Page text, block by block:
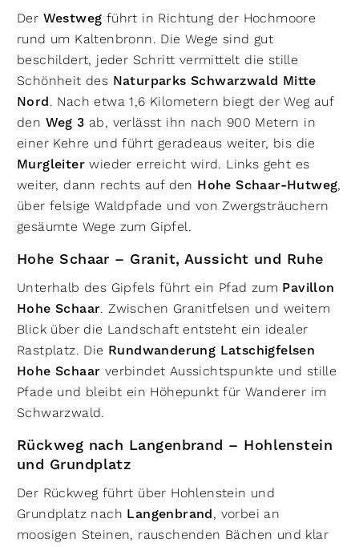
Der Westweg führt in Richtung der Hochmoore
rund um Kaltenbronn. Die Wege sind gut
beschildert, jeder Schritt vermittelt die stille
Schönheit des Naturparks Schwarzwald Mitte
Nord. Nach etwa 1,6 Kilometern biegt der Weg auf
den Weg 3 ab, verlässt ihn nach 900 Metern in
einer Kehre und führt geradeaus weiter, bis die
Murgleiter wieder erreicht wird. Links geht es
weiter, dann rechts auf den Hohe Schaar-Hutweg,
über felsige Waldpfade und von Zwergsträuchern
gesäumte Wege zum Gipfel.
Hohe Schaar – Granit, Aussicht und Ruhe
Unterhalb des Gipfels führt ein Pfad zum Pavillon
Hohe Schaar. Zwischen Granitfelsen und weitem
Blick über die Landschaft entsteht ein idealer
Rastplatz. Die Rundwanderung Latschigfelsen
Hohe Schaar verbindet Aussichtspunkte und stille
Pfade und bleibt ein Höhepunkt für Wanderer im
Schwarzwald.
Rückweg nach Langenbrand – Hohlenstein
und Grundplatz
Der Rückweg führt über Hohlenstein und
Grundplatz nach Langenbrand, vorbei an
moosigen Steinen, rauschenden Bächen und klar